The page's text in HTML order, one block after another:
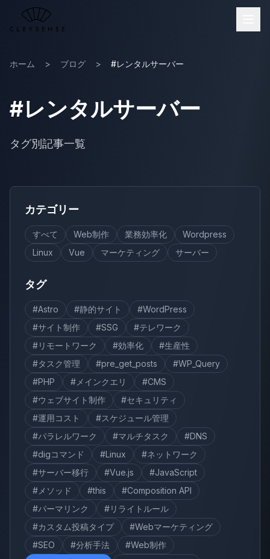
メインコンテンツへスキップ
ホーム > ブログ > #レンタルサーバー
#レンタルサーバー
タグ別記事一覧
カテゴリー
すべて Web制作 業務効率化
Wordpress
Linux
Vue マーケティング サーバー
タグ
#Astro #静的サイト
#WordPress
#サイト制作
#SSG
#テレワーク
#リモートワーク
#効率化
#生産性
#タスク管理
#pre_get_posts
#WP_Query
#PHP
#メインクエリ
#CMS
#ウェブサイト制作
#セキュリティ
#運用コスト
#スケジュール管理
#パラレルワーク
#マルチタスク
#DNS
#digコマンド
#Linux
#ネットワーク
#サーバー移行
#Vue.js
#JavaScript
#メソッド
#this
#Composition API
#パーマリンク
#リライトルール
#カスタム投稿タイプ
#Webマーケティング
#SEO
#分析手法
#Web制作